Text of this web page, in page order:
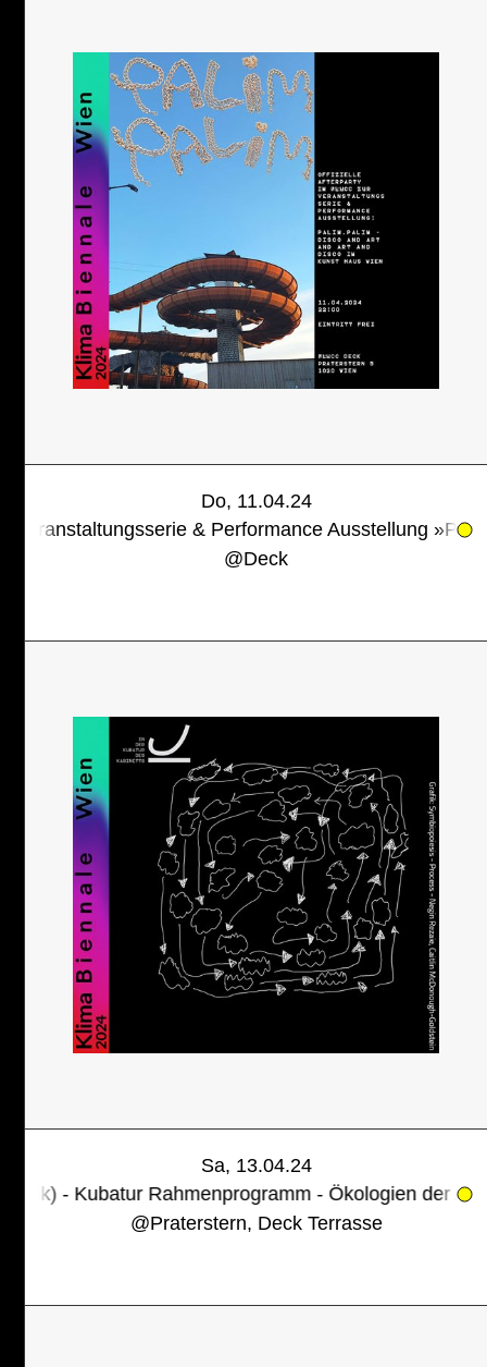
Do, 11.04.24
& Performance Ausstellung »Palim.Palim -
@Deck
Sa, 13.04.24
Rahmenprogramm - Ökologien der Arbeit 2 - im
@Praterstern, Deck Terrasse